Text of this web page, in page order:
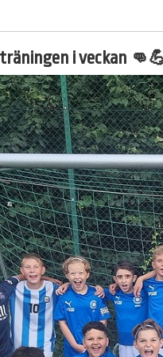
i veckan